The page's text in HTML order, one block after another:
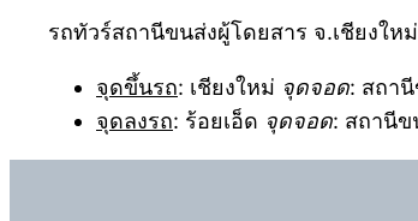
รถทัวร์สถานีขนส่งผู้โดยสาร จ.เชียงให
จุดขึ้นรถ: เชียงใหม่ จุดจอด: สถา
จุดลงรถ: ร้อยเอ็ด จุดจอด: สถานีข